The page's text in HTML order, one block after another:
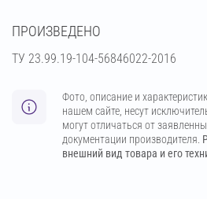
ПРОИЗВЕДЕНО
ТУ 23.99.19-104-56846022-2016
Фото, описание и
нашем сайте, несут
могут отличаться от
документации производителя.
внешний вид товара и его